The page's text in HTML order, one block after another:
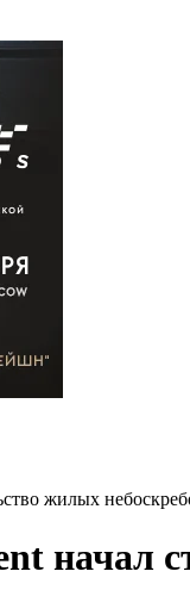
жилых
начал